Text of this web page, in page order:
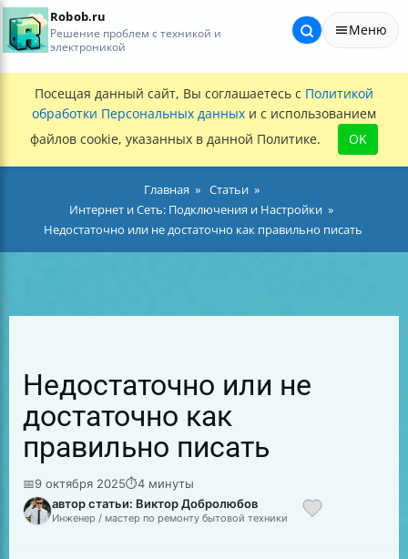
Robob.ru
Решение проблем с техникой и
электроникой
Меню
Посещая данный сайт, Вы соглашаетесь с Политикой
обработки Персональных данных и с использованием
файлов cookie, указанных в данной Политике.
OK
Главная
Статьи
Интернет и Сеть: Подключения и Настройки
Недостаточно или не достаточно как правильно писать
Недостаточно или не
достаточно как
правильно писать
📅9 октября 2025⏱4 минуты
автор статьи: Виктор Добролюбов
Инженер / мастер по ремонту бытовой техники